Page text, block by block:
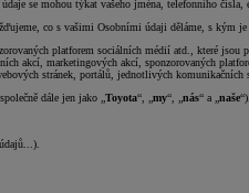
se mohou týkat vašeho jména, telefonního
co s vašimi Osobními údaji děláme, s kým
platforem sociálních médií atd., které
akcí, marketingových akcí, sponzorovaných
stránek, portálů, jednotlivých
dále jen jako „ Toyota“, „ my“, „ nás“ a „ naše“).